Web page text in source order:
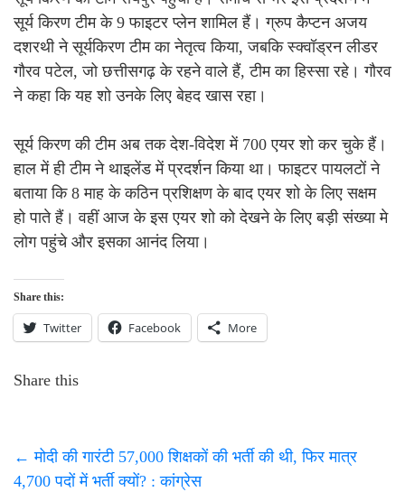
सूर्य किरण टीम के 9 फाइटर प्लेन शामिल हैं। ग्रुप कैप्टन अजय
दशरथी ने सूर्यकिरण टीम का नेतृत्व किया, जबकि स्क्वॉड्रन लीडर
गौरव पटेल, जो छत्तीसगढ़ के रहने वाले हैं, टीम का हिस्सा रहे। गौरव
ने कहा कि यह शो उनके लिए बेहद खास रहा।
सूर्य किरण की टीम अब तक देश-विदेश में 700 एयर शो कर चुके हैं।
हाल में ही टीम ने थाइलेंड में प्रदर्शन किया था। फाइटर पायलटों ने
बताया कि 8 माह के कठिन प्रशिक्षण के बाद एयर शो के लिए सक्षम
हो पाते हैं। वहीं आज के इस एयर शो को देखने के लिए बड़ी संख्या मे
लोग पहुंचे और इसका आनंद लिया।
Share this:
Twitter Facebook More
Share this
← मोदी की गारंटी 57,000 शिक्षकों की भर्ती की थी, फिर मात्र
4,700 पदों में भर्ती क्यों? : कांग्रेस